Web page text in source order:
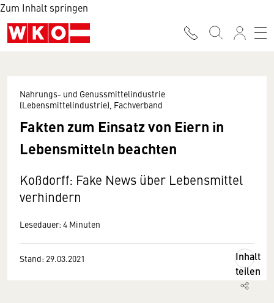
Zum Inhalt springen
Nahrungs- und Genussmittelindustrie
(Lebensmittelindustrie), Fachverband
Fakten zum Einsatz von Eiern in
Lebensmitteln beachten
Koßdorff: Fake News über Lebensmittel
verhindern
Lesedauer: 4 Minuten
Stand: 29.03.2021
Inhalt
teilen